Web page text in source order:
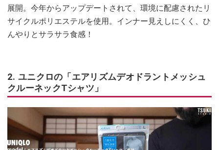
展開。今年からアップデートされて、環境に配慮されたリ
サイクルポリエステルを使用。インナー見えしにくく、ひ
んやりとサラサラ食感！
2. ユニクロの「エアリズムデオドラントメッシュ
クルーネックTシャツ」